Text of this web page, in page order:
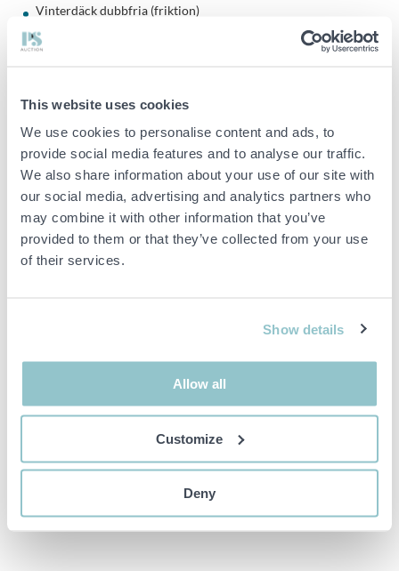
This website uses cookies
We use cookies to personalise content and ads, to
provide social media features and to analyse our traffic.
We also share information about your use of our site with
our social media, advertising and analytics partners who
may combine it with other information that you’ve
provided to them or that they’ve collected from your use
of their services.
Show details
Allow all
Customize
Deny
Vinterdäck dubbfria (friktion)
Flera olika dimensioner (bl.a. 175/65 R14, 195/65 R15, 205/55
R16, 225/40 R18 m.fl.)
Uraturn m.fl.)
Hyllsystem ingår, mått är okända.
Observera att köparen ansvarar för demontering samt
bortforsling.
Eventuella skador som uppstår på lokalen i samband med
nedmontering och utförsel ska återställas av köparen.
OBS! Detta är en tvångsförsäljning då objektet tillhör ett
därmed inte möjligt att reklamera detta köp.
Buden är bindande och serviceavgiften debiteras på alla
objekt. Eventuella avvikelser från likvärdiga begagnade varor
beskrivs under sektionen Anmärkningar i beskrivningen på
Objektet är EJ TESTAT av auktionsfirman om inget annat sägs
i objektsbeskrivningen. Objektsbeskrivningen är framtagen
OBS! Eventuell pall och palltillbehör som syns på bilden
ingår ej i objektet om detta inte är angett i beskrivningen.